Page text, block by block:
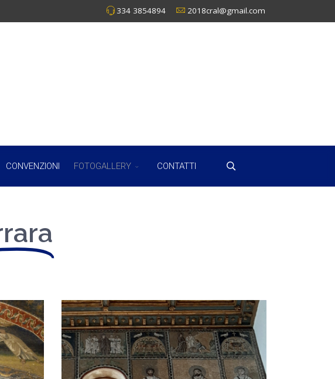
334 3854894 2018cral@gmail.com
CONVENZIONI FOTOGALLERY CONTATTI